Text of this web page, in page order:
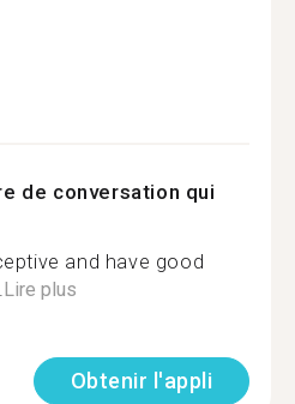
de conversation qui
and have good
Lire plus
Obtenir l'appli